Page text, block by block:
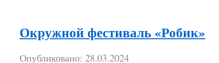
Окружной фестиваль «Робик»
Опубликовано: 28.03.2024